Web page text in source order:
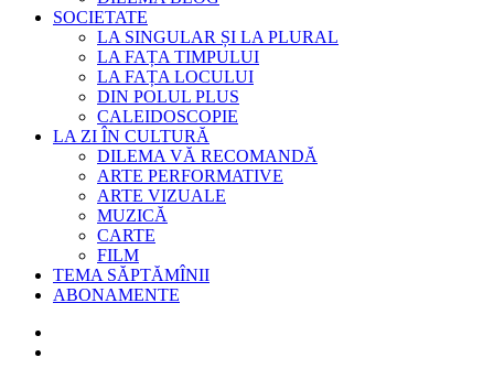
SOCIETATE
LA SINGULAR ȘI LA PLURAL
LA FAȚA TIMPULUI
LA FAȚA LOCULUI
DIN POLUL PLUS
CALEIDOSCOPIE
LA ZI ÎN CULTURĂ
DILEMA VĂ RECOMANDĂ
ARTE PERFORMATIVE
ARTE VIZUALE
MUZICĂ
CARTE
FILM
TEMA SĂPTĂMÎNII
ABONAMENTE